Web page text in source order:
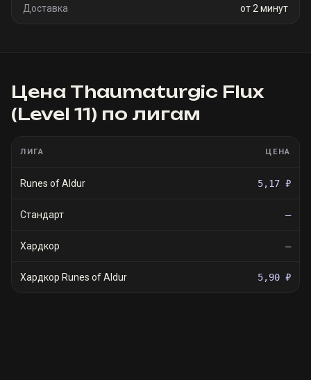
Доставка от 2 минут
Цена Thaumaturgic Flux
(Level 11) по лигам
ЛИГА ЦЕНА
Runes of Aldur 5,17 ₽
Стандарт —
Хардкор —
Хардкор Runes of Aldur 5,90 ₽